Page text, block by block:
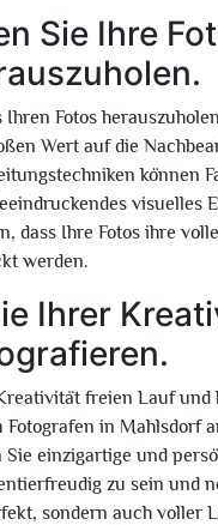
Sie Ihre
Ihren Fotos
Wert auf die
können
visuelles
dass Ihre Fotos ihre
werden.
Ihrer
freien Lauf und
Fotografen in Mahlsdorf
Sie einzigartige und
zu sein und
sondern auch voller